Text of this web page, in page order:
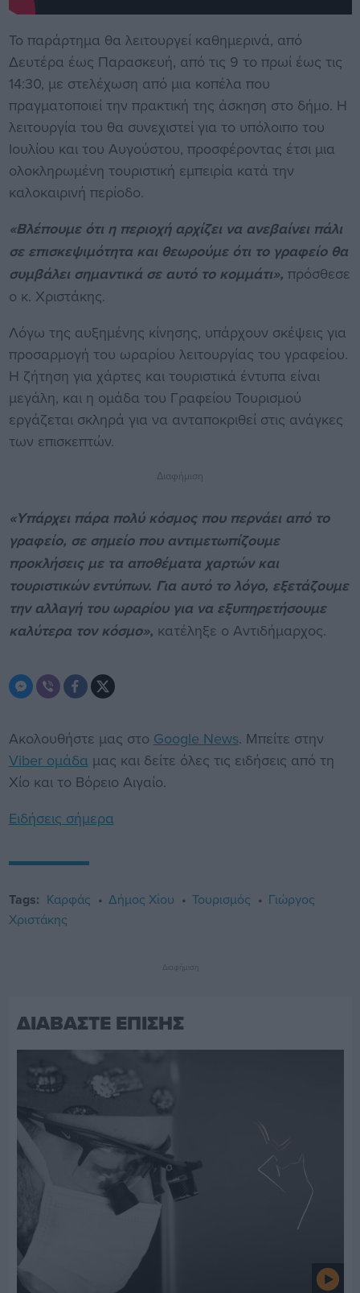
Το παράρτημα θα λειτουργεί καθημερινά, από
Δευτέρα έως Παρασκευή, από τις 9 το πρωί έως τις
14:30, με στελέχωση από μια κοπέλα που
πραγματοποιεί την πρακτική της άσκηση στο δήμο. Η
λειτουργία του θα συνεχιστεί για το υπόλοιπο του
Ιουλίου και του Αυγούστου, προσφέροντας έτσι μια
ολοκληρωμένη τουριστική εμπειρία κατά την
καλοκαιρινή περίοδο.
«Βλέπουμε ότι η περιοχή αρχίζει να ανεβαίνει πάλι
σε επισκεψιμότητα και θεωρούμε ότι το γραφείο θα
συμβάλει σημαντικά σε αυτό το κομμάτι», πρόσθεσε
ο κ. Χριστάκης.
Λόγω της αυξημένης κίνησης, υπάρχουν σκέψεις για
προσαρμογή του ωραρίου λειτουργίας του γραφείου.
Η ζήτηση για χάρτες και τουριστικά έντυπα είναι
μεγάλη, και η ομάδα του Γραφείου Τουρισμού
εργάζεται σκληρά για να ανταποκριθεί στις ανάγκες
των επισκεπτών.
Διαφήμιση
«Υπάρχει πάρα πολύ κόσμος που περνάει από το
γραφείο, σε σημείο που αντιμετωπίζουμε
προκλήσεις με τα αποθέματα χαρτών και
τουριστικών εντύπων. Για αυτό το λόγο, εξετάζουμε
την αλλαγή του ωραρίου για να εξυπηρετήσουμε
καλύτερα τον κόσμο», κατέληξε ο Αντιδήμαρχος.
Ακολουθήστε μας στο Google News. Μπείτε στην
Viber ομάδα μας και δείτε όλες τις ειδήσεις από τη
Χίο και το Βόρειο Αιγαίο.
Ειδήσεις σήμερα
Tags: Καρφάς Δήμος Χίου Τουρισμός
Γιώργος
Χριστάκης
Διαφήμιση
ΔΙΑΒΑΣΤΕ ΕΠΙΣΗΣ